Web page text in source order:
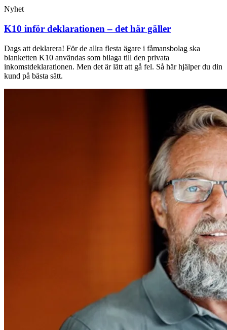
Nyhet
K10 inför deklarationen – det här gäller
Dags att deklarera! För de allra flesta ägare i fåmansbolag ska
blanketten K10 användas som bilaga till den privata
inkomstdeklarationen. Men det är lätt att gå fel. Så här hjälper du din
kund på bästa sätt.